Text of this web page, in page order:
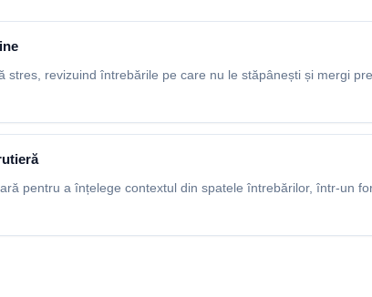
stres, revizuind întrebările pe care nu le stăpânești și mergi
pentru a înțelege contextul din spatele întrebărilor, într-un